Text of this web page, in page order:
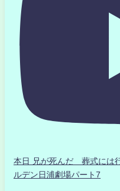
本日 兄が死んだ 葬式には
ルデン日浦劇場パート7